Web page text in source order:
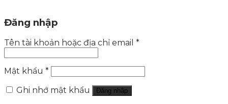
Đăng nhập
Tên tài khoản hoặc địa chỉ email *
Mật khẩu *
Ghi nhớ mật khẩu
Đăng nhập